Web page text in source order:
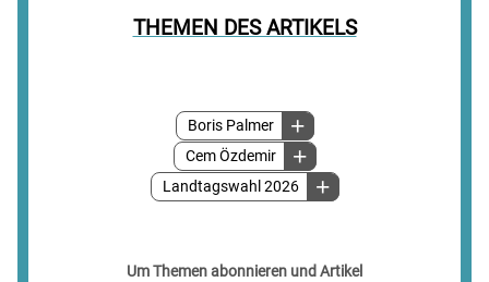
THEMEN DES ARTIKELS
Boris Palmer
Cem Özdemir
Landtagswahl 2026
Um Themen abonnieren und Artikel